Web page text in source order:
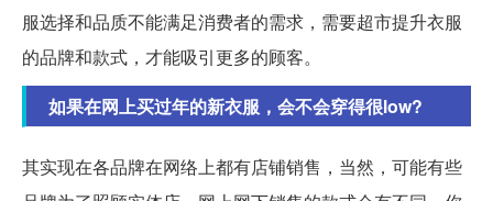
服选择和品质不能满足消费者的需求，需要超市提升衣服
的品牌和款式，才能吸引更多的顾客。
如果在网上买过年的新衣服，会不会穿得很low?
其实现在各品牌在网络上都有店铺销售，当然，可能有些